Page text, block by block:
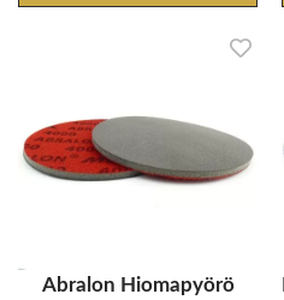
Abralon Hiomapyörö